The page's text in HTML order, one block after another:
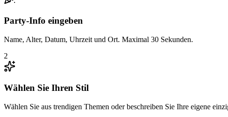
Party-Info eingeben
Name, Alter, Datum, Uhrzeit und Ort. Maximal 30 Sekunden.
2
Wählen Sie Ihren Stil
Wählen Sie aus trendigen Themen oder beschreiben Sie Ihre eigene